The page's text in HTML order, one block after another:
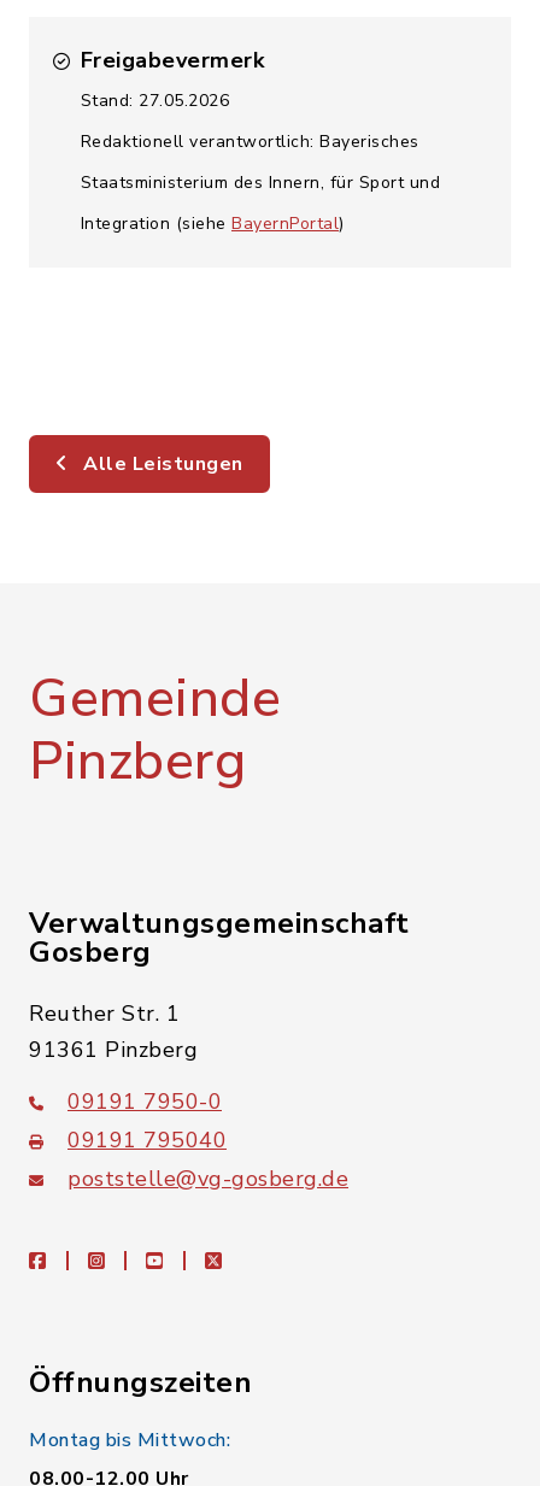
Freigabevermerk
Stand: 27.05.2026
Redaktionell verantwortlich: Bayerisches
Staatsministerium des Innern, für Sport und
Integration (siehe BayernPortal)
Alle Leistungen
Gemeinde
Pinzberg
Verwaltungsgemeinschaft
Gosberg
Reuther Str. 1
91361 Pinzberg
09191 7950-0
09191 795040
poststelle@vg-gosberg.de
facebookinstagramyoutubeX
Öffnungszeiten
Montag bis Mittwoch:
08.00-12.00 Uhr